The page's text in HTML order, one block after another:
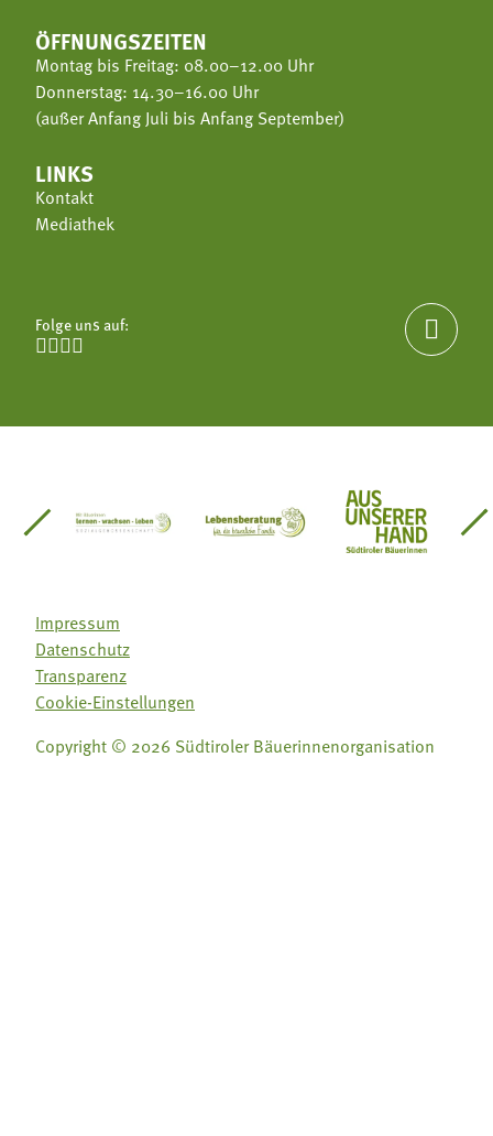
ÖFFNUNGSZEITEN
Montag bis Freitag: 08.00–12.00 Uhr
Donnerstag: 14.30–16.00 Uhr
(außer Anfang Juli bis Anfang September)
LINKS
Kontakt
Mediathek
Folge uns auf:


Südtirol
Gärtnervereinigung
Sozialgenossenschaft Mit Bäuerinnen lernen -
Lebensberatung für dieAus unserer
Impressum
Datenschutz
Transparenz
Cookie-Einstellungen
Copyright © 2026 Südtiroler Bäuerinnenorganisation